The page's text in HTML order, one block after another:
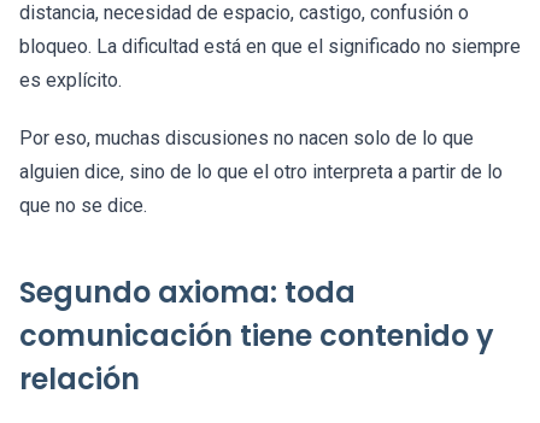
distancia, necesidad de espacio, castigo, confusión o
bloqueo. La dificultad está en que el significado no siempre
es explícito.
Por eso, muchas discusiones no nacen solo de lo que
alguien dice, sino de lo que el otro interpreta a partir de lo
que no se dice.
Segundo axioma: toda
comunicación tiene contenido y
relación